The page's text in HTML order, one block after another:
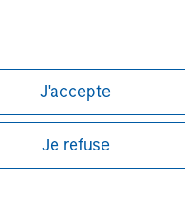
J'accepte
Je refuse